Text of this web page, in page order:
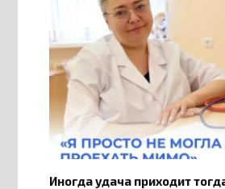
Иногда удача приходит